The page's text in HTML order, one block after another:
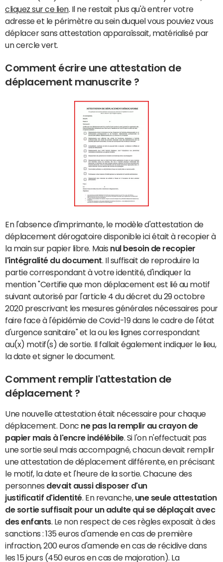
cliquez sur ce lien. Il ne restait plus qu'à entrer votre
adresse et le périmètre au sein duquel vous pouviez vous
déplacer sans attestation apparaîssait, matérialisé par
un cercle vert.
Comment écrire une attestation de
déplacement manuscrite ?
En l'absence d'imprimante, le modèle d'attestation de
déplacement dérogatoire disponible ici était à recopier à
la main sur papier libre. Mais nul besoin de recopier
l'intégralité du document . Il suffisait de reproduire la
partie correspondant à votre identité, d'indiquer la
mention "Certifie que mon déplacement est lié au motif
suivant autorisé par l'article 4 du décret du 29 octobre
2020 prescrivant les mesures générales nécessaires pour
faire face à l'épidémie de Covid-19 dans le cadre de l'état
d'urgence sanitaire" et la ou les lignes correspondant
au(x) motif(s) de sortie. Il fallait également indiquer le lieu,
la date et signer le document.
Comment remplir l'attestation de
déplacement ?
Une nouvelle attestation était nécessaire pour chaque
déplacement. Donc ne pas la remplir au crayon de
papier mais à l'encre indélébile. Si l'on n'effectuait pas
une sortie seul mais accompagné, chacun devait remplir
une attestation de déplacement différente, en précisant
le motif, la date et l'heure de la sortie. Chacune des
personnes devait aussi disposer d'un
justificatif d'identité. En revanche, une seule attestation
de sortie suffisait pour un adulte qui se déplaçait avec
des enfants. Le non respect de ces règles exposait à des
sanctions : 135 euros d'amende en cas de première
infraction, 200 euros d'amende en cas de récidive dans
les 15 jours (450 euros en cas de majoration). La